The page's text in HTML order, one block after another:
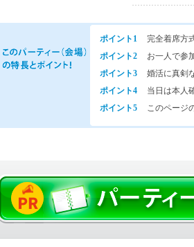
ポイント1
完全着席方
ポイント2
お一人で参
ポイント3
婚活に真剣
ポイント4
当日は本人
ポイント5
このページ